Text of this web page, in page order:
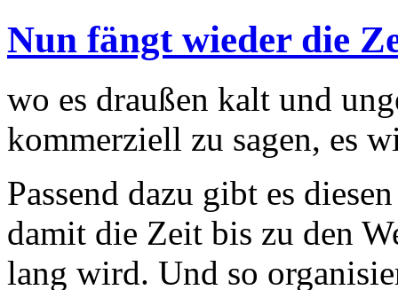
Nun fängt wieder die
wo es draußen kalt und
kommerziell zu sagen, es
Passend dazu gibt es
damit die Zeit bis zu den
lang wird. Und so